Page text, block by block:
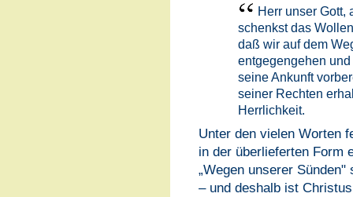
Herr unser Gott,
schenkst das
daß wir auf dem
entgegengehen
seine Ankunft
seiner Rechten
Herrlichkeit.
Unter den vielen Worten
in der überlieferten Form
„Wegen unserer
– und deshalb ist